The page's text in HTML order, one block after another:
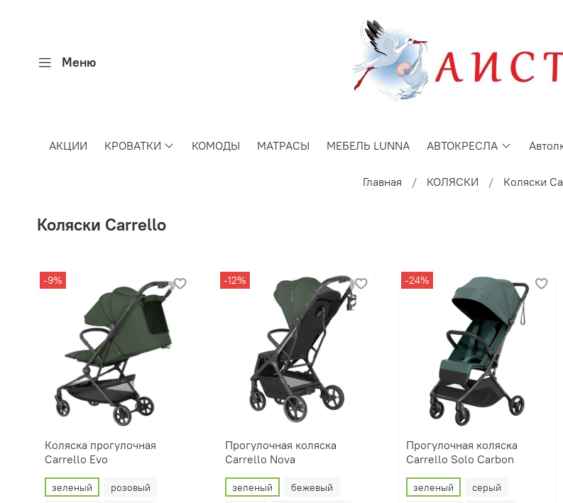
Меню
АКЦИИ КРОВАТКИ КОМОДЫ МАТРАСЫ МЕБЕЛЬ LUNNA АВТОКРЕСЛА
Главная КОЛЯСКИ Коляски
Коляски Carrello
-9%
Коляска прогулочная
Carrello Evo
зеленый
розовый
-12%
Прогулочная коляска
Carrello Nova
зеленый
бежевый
-24%
Прогулочная коляска
Carrello Solo Carbon
зеленый
серый